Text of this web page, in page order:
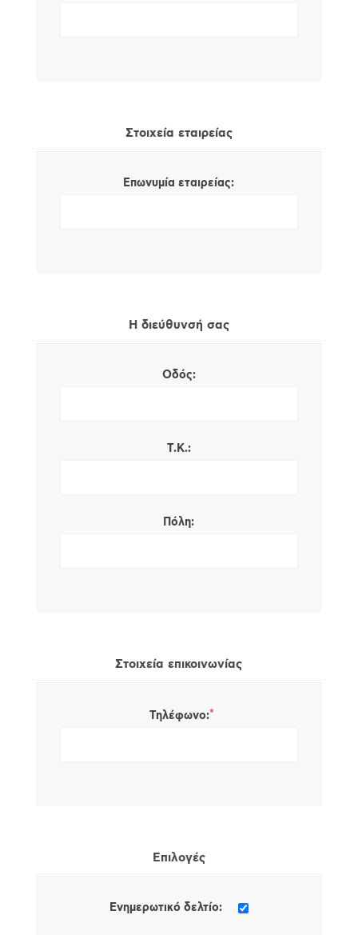
Στοιχεία εταιρείας
Επωνυμία εταιρείας:
Η διεύθυνσή σας
Οδός:
Τ.Κ.:
Πόλη:
Στοιχεία επικοινωνίας
Τηλέφωνο:*
Επιλογές
Ενημερωτικό δελτίο: